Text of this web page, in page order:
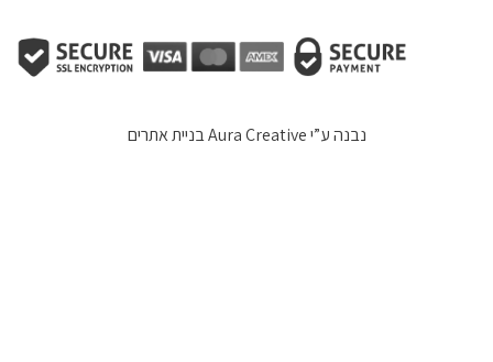
נבנה ע”יAura Creative בניית אתרים